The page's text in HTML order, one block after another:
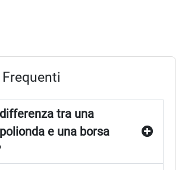
tra una
e una borsa